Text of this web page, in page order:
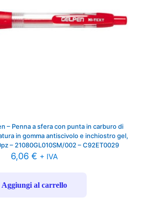
– Penna a sfera con punta in carburo di
in gomma antiscivolo e inchiostro gel,
– 21080GL010SM/002 – C92ET0029
6,06 € + IVA
Aggiungi al carrello